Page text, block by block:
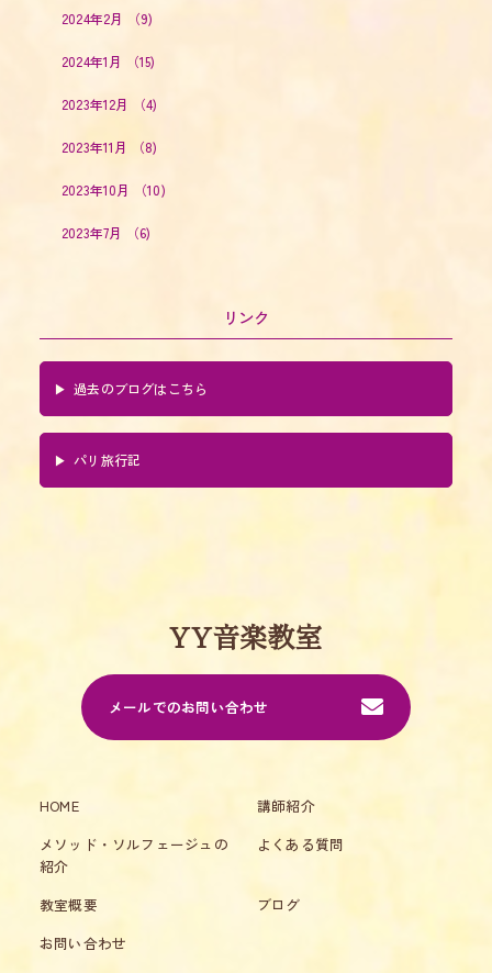
2024年2月 （9)
2024年1月 （15)
2023年12月 （4)
2023年11月 （8)
2023年10月 （10)
2023年7月 （6)
リンク
過去のブログはこちら
パリ旅行記
YY音楽教室
メールでのお問い合わせ
HOME
講師紹介
メソッド・ソルフェージュの
紹介
よくある質問
教室概要
ブログ
お問い合わせ